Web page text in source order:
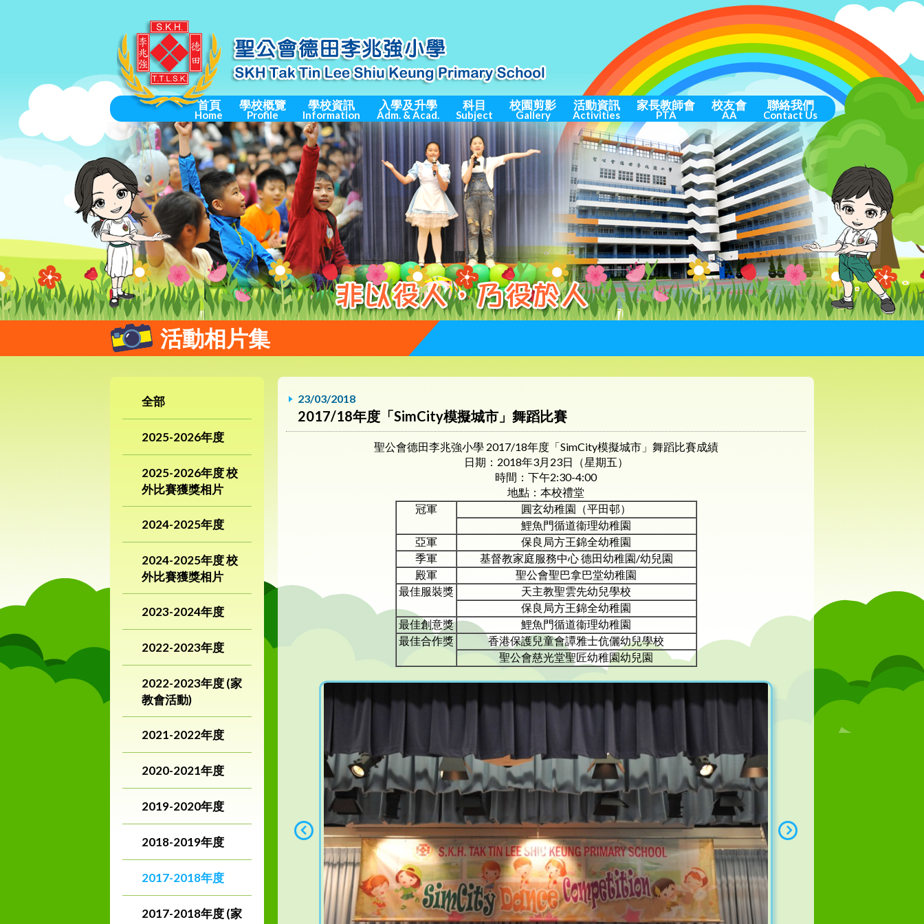
首頁
Home
學校概覽
Profile
學校資訊
Information
入學及升學
Adm. & Acad.
科目
Subject
校園剪影
Gallery
活動資訊
Activities
家長教師會
PTA
校友會
AA
聯絡我們
Contact Us
活動相片集
全部
2025-2026年度
2025-2026年度 校
外比賽獲獎相片
2024-2025年度
2024-2025年度 校
外比賽獲獎相片
2023-2024年度
2022-2023年度
2022-2023年度 (家
教會活動)
2021-2022年度
2020-2021年度
2019-2020年度
2018-2019年度
2017-2018年度
2017-2018年度 (家
23/03/2018
2017/18年度「SimCity模擬城市」舞蹈比賽
聖公會德田李兆強小學 2017/18年度「SimCity模擬城市」舞蹈比賽成績
日期：2018年3月23日（星期五）
時間：下午2:30-4:00
地點：本校禮堂
冠軍
圓玄幼稚園（平田邨）
鯉魚門循道衞理幼稚園
亞軍
保良局方王錦全幼稚園
季軍
基督教家庭服務中心 德田幼稚園/幼兒園
殿軍
聖公會聖巴拿巴堂幼稚園
最佳服裝獎
天主教聖雲先幼兒學校
保良局方王錦全幼稚園
最佳創意獎
鯉魚門循道衞理幼稚園
最佳合作獎
香港保護兒童會譚雅士伉儷幼兒學校
聖公會慈光堂聖匠幼稚園幼兒園